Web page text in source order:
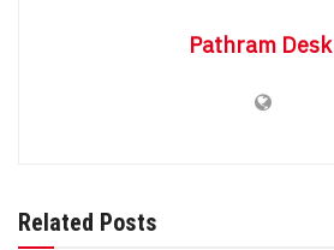
Pathram
Related Posts